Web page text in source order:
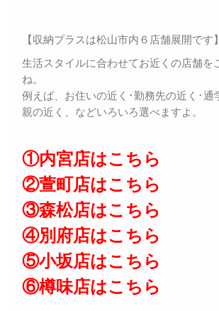
【収納プラスは松山市内６店舗展開です】
生活スタイルに合わせてお近くの店舗を
ね。
例えば、お住いの近く･勤務先の近く･通
親の近く、などいろいろ選べますよ。
①内宮店はこちら
②萱町店はこちら
③森松店はこちら
④別府店はこちら
⑤小坂店はこちら
⑥樽味店はこちら